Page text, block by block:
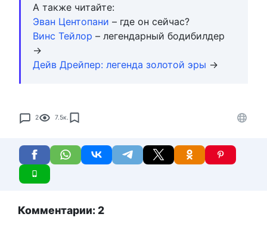
А также читайте:
Эван Центопани – где он сейчас?
Винс Тейлор – легендарный бодибилдер
→
Дейв Дрейпер: легенда золотой эры →
2 7.5к.
Комментарии: 2